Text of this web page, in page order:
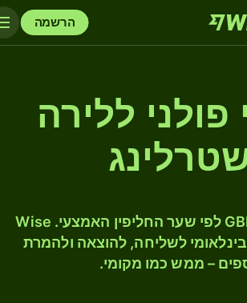
הרשמה
פולני ללירה
המירו PLN ל- GBP לפי שער החליפין האמצעי. Wise
לשליחה, להוצאה ולהמרת
– ממש כמו מקומי.